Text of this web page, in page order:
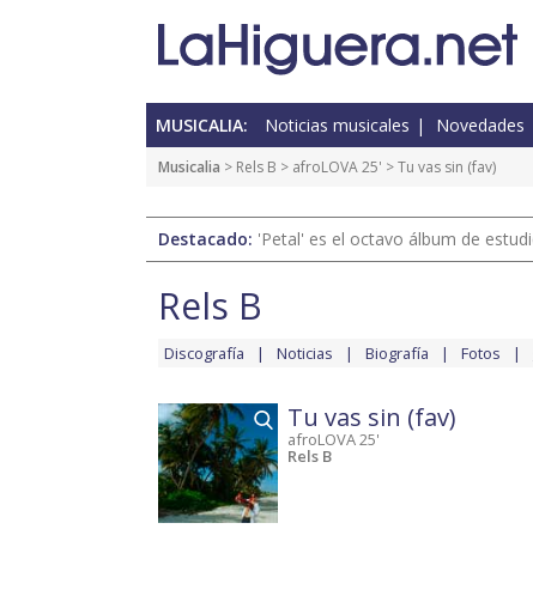
MUSICALIA: Noticias musicales Novedades
Musicalia > Rels B > afroLOVA 25' > Tu vas sin (fav)
Destacado: 'Petal' es el octavo álbum de
Rels B
Discografía Noticias Biografía Fotos
Tu vas sin (fav)
afroLOVA 25'
Rels B